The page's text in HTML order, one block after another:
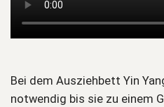
Bei dem Ausziehbett Yin
notwendig bis sie zu einem